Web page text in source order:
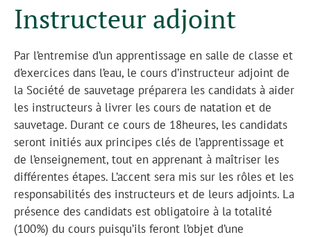
Instructeur adjoint
Par l’entremise d’un apprentissage en salle de classe et
d’exercices dans l’eau, le cours d’instructeur adjoint de
la Société de sauvetage préparera les candidats à aider
les instructeurs à livrer les cours de natation et de
sauvetage. Durant ce cours de 18heures, les candidats
seront initiés aux principes clés de l’apprentissage et
de l’enseignement, tout en apprenant à maîtriser les
différentes étapes. L’accent sera mis sur les rôles et les
responsabilités des instructeurs et de leurs adjoints. La
présence des candidats est obligatoire à la totalité
(100%) du cours puisqu’ils feront l’objet d’une